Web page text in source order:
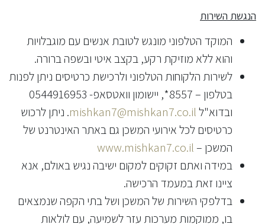
הנגשת השירות
המוקד הטלפוני מונגש לטובת אנשים עם מוגבלויות
והוא ללא מוזיקת רקע, בקצב איטי ובשפה ברורה.
לשירות הלקוחות הטלפוני ולרכישת כרטיסים ניתן לפנות
בטלפון – 8557*, יישומון וואטסאפ- 0544916953
ובדוא"לmishkan7@mishkan7.co.il. ניתן לרכוש
כרטיסים לכל אירועי המשכן גם באתר האינטרנט של
המשכן –www.mishkan7.co.il
במידה ואתם זקוקים למקום ישיבה נגיש באולם, אנא
ציינו זאת במעמד הרכישה.
בדלפקי השירות של המשכן ושל בתי הקפה שנמצאים
בו, ממוקמות מערכות עזר לשמיעה, עם לולאות